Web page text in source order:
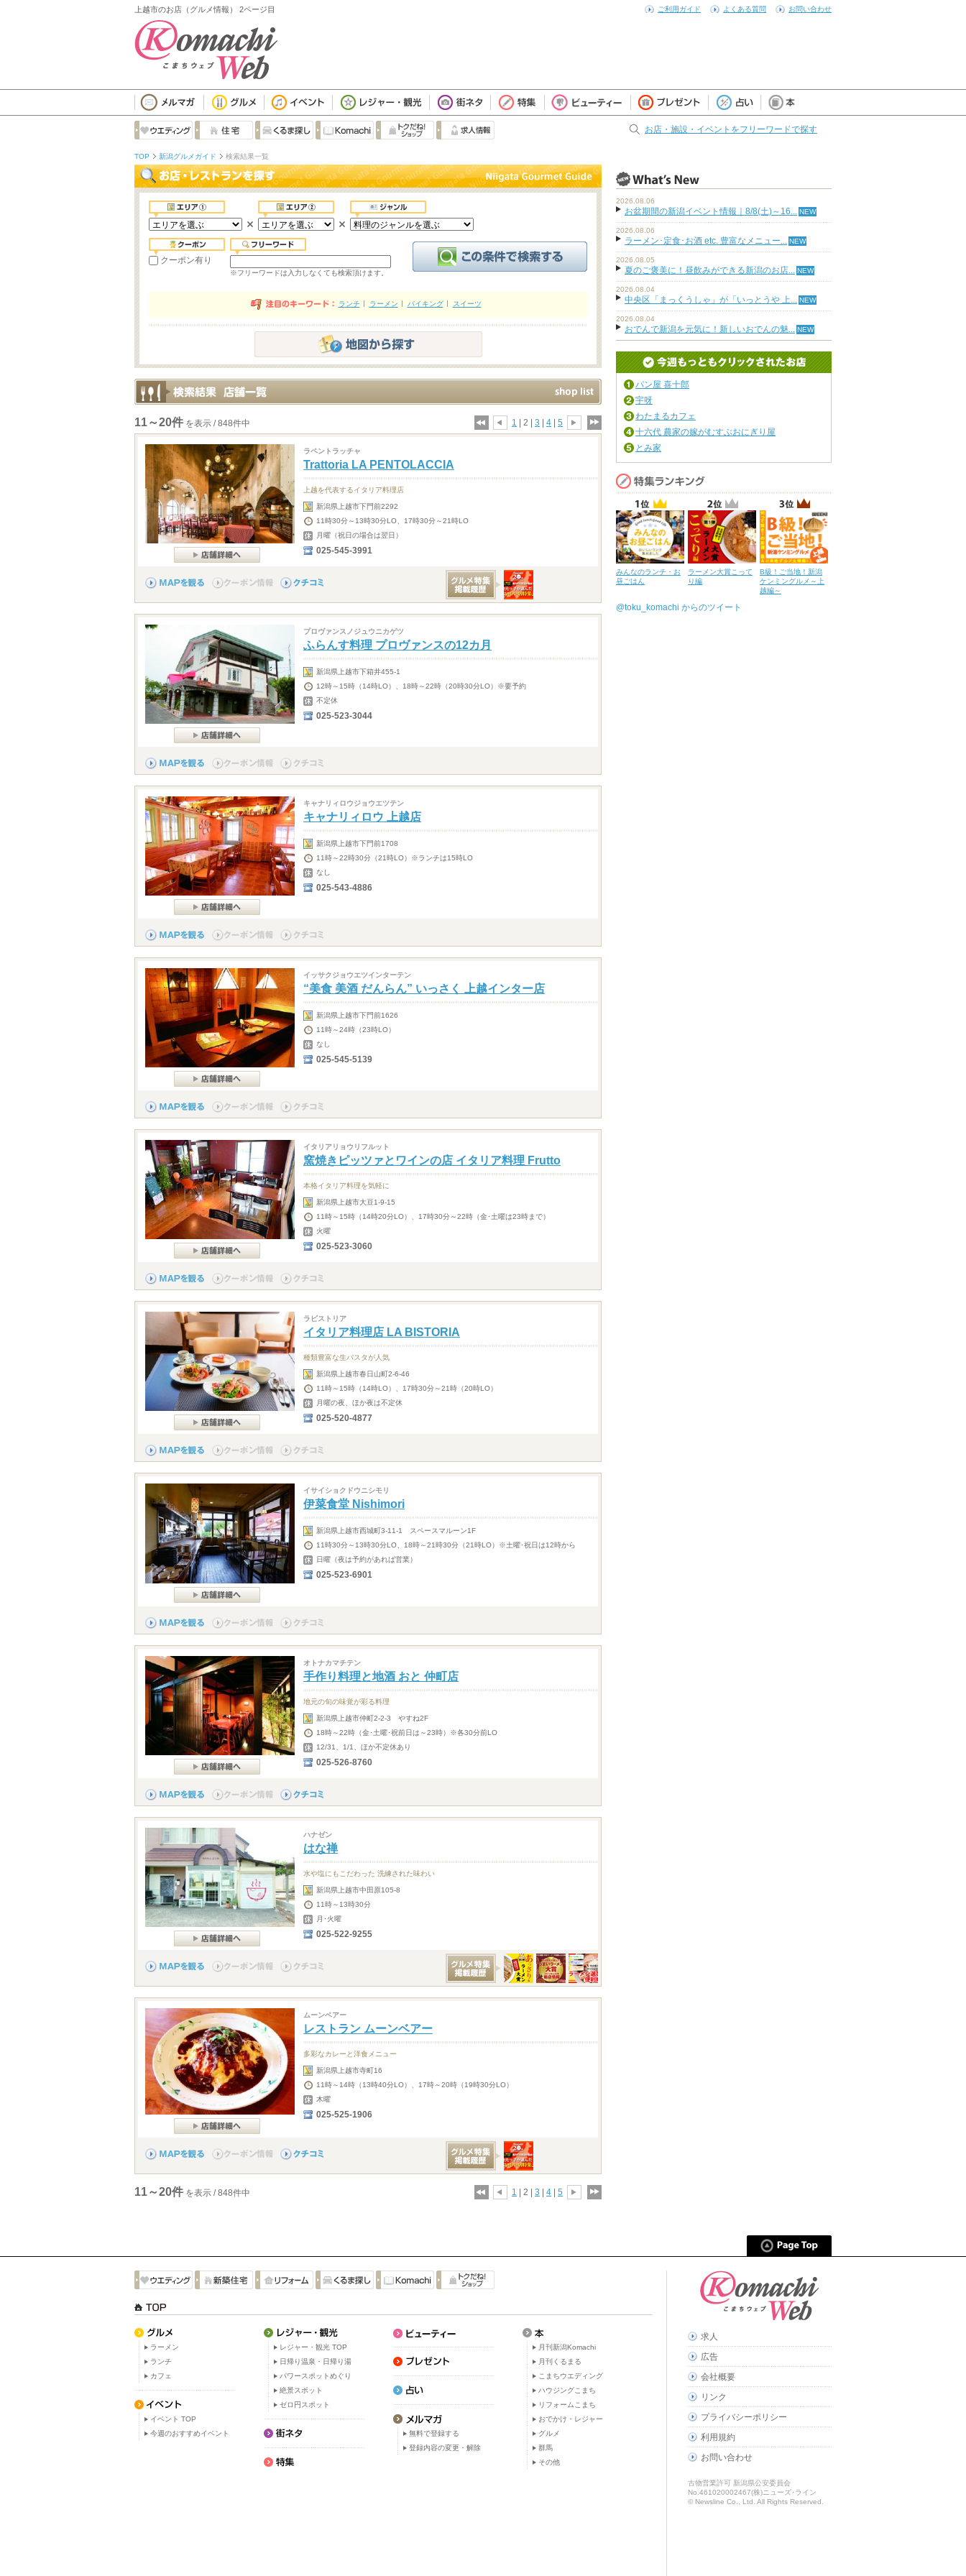
上越市のお店（グルメ情報） 2ページ目 ご利用ガイド よくある質問 お問い合わせ
お店・施設・イベントをフリーワードで探す
TOP 新潟グルメガイド 検索結果一覧
クーポン有り
※フリーワードは入力しなくても検索頂けます。
ランチ ラーメン バイキング スイーツ
11～20件 を表示 / 848件中 1 | 2 | 3 4 5
ラペントラッチャ
Trattoria LA PENTOLACCIA
上越を代表するイタリア料理店
新潟県上越市下門前2292
11時30分～13時30分LO、17時30分～21時LO
月曜（祝日の場合は翌日）
025-545-3991
プロヴァンスノジュウニカゲツ
ふらんす料理 プロヴァンスの12カ月
新潟県上越市下箱井455-1
12時～15時（14時LO）、18時～22時（20時30分LO）※要予約
不定休
025-523-3044
キャナリィロウジョウエツテン
キャナリィロウ 上越店
新潟県上越市下門前1708
11時～22時30分（21時LO）※ランチは15時LO
なし
025-543-4886
イッサクジョウエツインターテン
“美食 美酒 だんらん” いっさく 上越インター店
新潟県上越市下門前1626
11時～24時（23時LO）
なし
025-545-5139
イタリアリョウリフルット
窯焼きピッツァとワインの店 イタリア料理 Frutto
本格イタリア料理を気軽に
新潟県上越市大豆1-9-15
11時～15時（14時20分LO）、17時30分～22時（金･土曜は23時まで）
火曜
025-523-3060
ラビストリア
イタリア料理店 LA BISTORIA
種類豊富な生パスタが人気
新潟県上越市春日山町2-6-46
11時～15時（14時LO）、17時30分～21時（20時LO）
月曜の夜、ほか夜は不定休
025-520-4877
イサイショクドウニシモリ
伊菜食堂 Nishimori
新潟県上越市西城町3-11-1 スペースマルーン1F
11時30分～13時30分LO、18時～21時30分（21時LO）※土曜･祝日は12時から
日曜（夜は予約があれば営業）
025-523-6901
オトナカマチテン
手作り料理と地酒 おと 仲町店
地元の旬の味覚が彩る料理
新潟県上越市仲町2-2-3 やすね2F
18時～22時（金･土曜･祝前日は～23時）※各30分前LO
12/31、1/1、ほか不定休あり
025-526-8760
ハナゼン
はな禅
水や塩にもこだわった 洗練された味わい
新潟県上越市中田原105-8
11時～13時30分
月･火曜
025-522-9255
ムーンベアー
レストラン ムーンベアー
多彩なカレーと洋食メニュー
新潟県上越市寺町16
11時～14時（13時40分LO）、17時～20時（19時30分LO）
木曜
025-525-1906
11～20件 を表示 / 848件中 1 | 2 | 3 4 5
2026.08.06
お盆期間の新潟イベント情報｜8/8(土)～16...
2026.08.06
ラーメン･定食･お酒 etc. 豊富なメニュー...
2026.08.05
夏のご褒美に！昼飲みができる新潟のお店...
2026.08.04
中央区「まっくうしゃ」が「いっとうや 上...
2026.08.04
おでんで新潟を元気に！新しいおでんの魅...
パン屋 喜十郎
宇呀
わたまるカフェ
十六代 農家の嫁がむすぶおにぎり屋
とみ家
みんなのランチ・お
昼ごはん
ラーメン大賞こって
り編
B級！ご当地！新潟
ケンミングルメ～上
越編～
@toku_komachi からのツイート
ラーメン
ランチ
カフェ
イベント TOP
今週のおすすめイベント
レジャー・観光 TOP
日帰り温泉・日帰り湯
パワースポットめぐり
絶景スポット
ゼロ円スポット
無料で登録する
登録内容の変更・解除
月刊新潟Komachi
月刊くるまる
こまちウエディング
ハウジングこまち
リフォームこまち
おでかけ・レジャー
グルメ
群馬
その他
求人
広告
会社概要
リンク
プライバシーポリシー
利用規約
お問い合わせ
古物営業許可 新潟県公安委員会
No.461020002467(株)ニューズ･ライン
© Newsline Co., Ltd. All Rights Reserved.